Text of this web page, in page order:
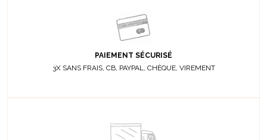
PAIEMENT SÉCURISÉ
3X SANS FRAIS, CB, PAYPAL, CHÈQUE, VIREMENT